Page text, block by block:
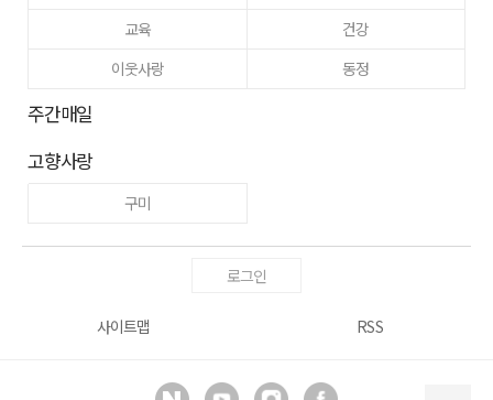
교육
건강
이웃사랑
동정
주간매일
고향사랑
구미
로그인
사이트맵 RSS